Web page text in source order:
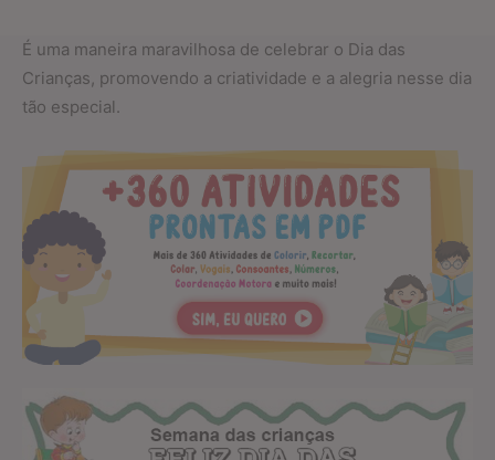
É uma maneira maravilhosa de celebrar o Dia das
Crianças, promovendo a criatividade e a alegria nesse dia
tão especial.